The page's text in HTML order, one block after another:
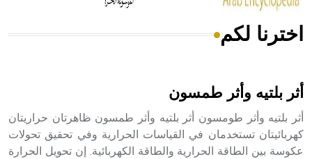
هل تعلم أن الأبسيد كلمة فرنسية اللفظ تم اعتمادها مصطلحاً
- هل تعلم أن أبجر Abgar اسم معروف جيداً يعود إلى عدد من
اخترنا لكم
أثر بلتيه وأثر طمسون
أثر بلتيه وأثر طومسون أثر بلتيه وأثر طمسون ظاهرتان حراريتان
كهربائيتان تستخدمان في القياسات الحرارية وفي تحقيق تحولات
عكوسة بين الطاقة الحرارية والطاقة الكهربائية. إن تحويل الحرارة